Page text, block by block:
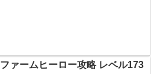
ファームヒーロー攻略 レベル173